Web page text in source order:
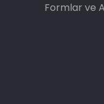
Formlar ve